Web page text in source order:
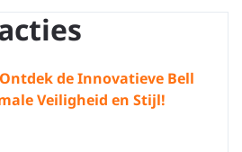
Ontdek de Innovatieve Bell
Veiligheid en Stijl!